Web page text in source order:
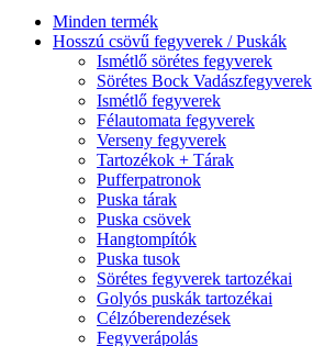
Minden termék
Hosszú csövű fegyverek / Puskák
Ismétlő sörétes fegyverek
Sörétes Bock Vadászfegyverek
Ismétlő fegyverek
Félautomata fegyverek
Verseny fegyverek
Tartozékok + Tárak
Pufferpatronok
Puska tárak
Puska csövek
Hangtompítók
Puska tusok
Sörétes fegyverek tartozékai
Golyós puskák tartozékai
Célzóberendezések
Fegyverápolás